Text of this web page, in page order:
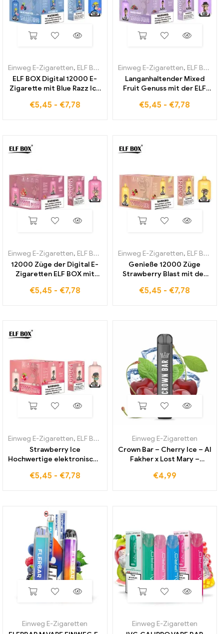
Einweg E-Zigaretten, ELF BOX Digital 12000
ELF BOX Digital 12000 E-
Zigarette mit Blue Razz Ice
erhältlich
€5,45 - €7,78
Einweg E-Zigaretten, ELF BOX Digital 12000
Langanhaltender Mixed
Fruit Genuss mit der ELF
€5,45 - €7,78
Einweg E-Zigaretten, ELF BOX Digital 12000
12000 Züge der Digital E-
Zigaretten ELF BOX mit
€5,45 - €7,78
Einweg E-Zigaretten, ELF BOX Digital 12000
Genieße 12000 Züge
Strawberry Blast mit der
€5,45 - €7,78
Einweg E-Zigaretten, ELF BOX Digital 12000
Strawberry Ice
Hochwertige elektronische
ELF BOX Digital 12000
€5,45 - €7,78
Einweg E-Zigaretten
Crown Bar – Cherry Ice – Al
Fakher x Lost Mary –
€4,99
Einweg E-Zigaretten
Einweg E-Zigaretten